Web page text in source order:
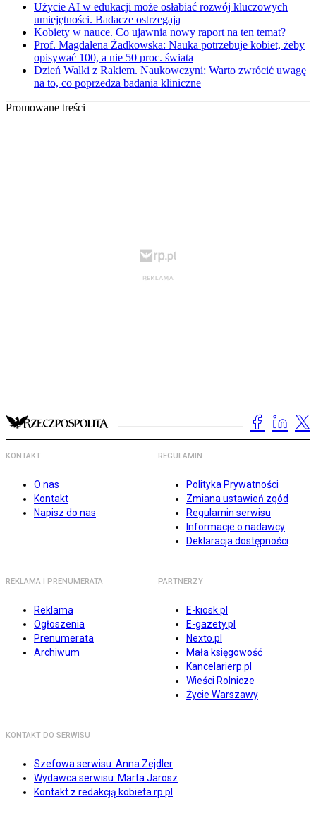
Użycie AI w edukacji może osłabiać rozwój kluczowych
umiejętności. Badacze ostrzegają
Kobiety w nauce. Co ujawnia nowy raport na ten temat?
Prof. Magdalena Żadkowska: Nauka potrzebuje kobiet, żeby
opisywać 100, a nie 50 proc. świata
Dzień Walki z Rakiem. Naukowczyni: Warto zwrócić uwagę
na to, co poprzedza badania kliniczne
Promowane treści
KONTAKT
O nas
Kontakt
Napisz do nas
REGULAMIN
Polityka Prywatności
Zmiana ustawień zgód
Regulamin serwisu
Informacje o nadawcy
Deklaracja dostępności
REKLAMA I PRENUMERATA
Reklama
Ogłoszenia
Prenumerata
Archiwum
PARTNERZY
E-kiosk.pl
E-gazety.pl
Nexto.pl
Mała księgowość
Kancelarierp.pl
Wieści Rolnicze
Życie Warszawy
KONTAKT DO SERWISU
Szefowa serwisu: Anna Zejdler
Wydawca serwisu: Marta Jarosz
Kontakt z redakcją kobieta.rp.pl